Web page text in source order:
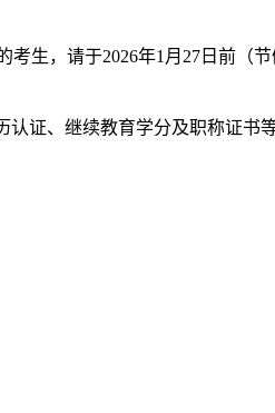
生，请于2026年1月27日前（
证、继续教育学分及职称证书